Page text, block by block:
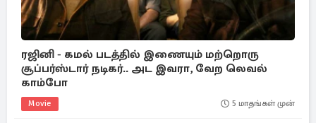
ரஜினி - கமல் படத்தில் இணையும் மற்றொரு
சூப்பர்ஸ்டார் நடிகர்.. அட இவரா, வேற லெவல்
காம்போ
Movie 5 மாதங்கள் முன்